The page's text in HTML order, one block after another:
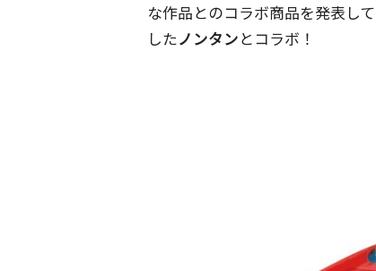
な作品とのコラボ商品を発表し
したノンタンとコラボ！